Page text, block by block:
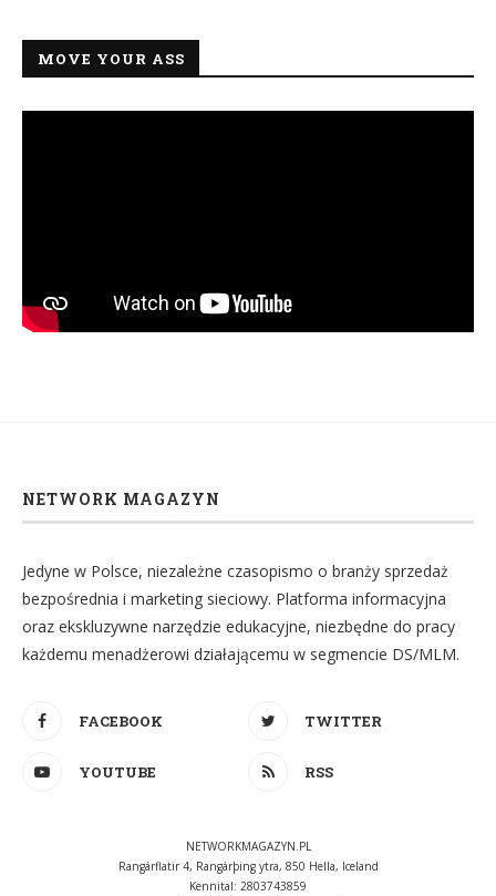
MOVE YOUR ASS
NETWORK MAGAZYN
Jedyne w Polsce, niezależne czasopismo o branży sprzedaż
bezpośrednia i marketing sieciowy. Platforma informacyjna
oraz ekskluzywne narzędzie edukacyjne, niezbędne do pracy
każdemu menadżerowi działającemu w segmencie DS/MLM.
FACEBOOK TWITTER
YOUTUBE RSS
NETWORKMAGAZYN.PL
Rangárflatir 4, Rangárþing ytra, 850 Hella, Iceland
Kennital: 2803743859